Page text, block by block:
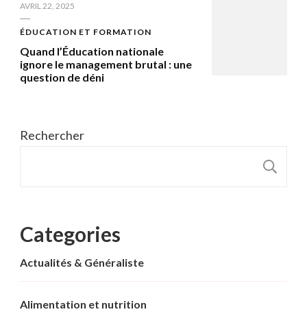
AVRIL 22, 2025
ÉDUCATION ET FORMATION
Quand l’Éducation nationale
ignore le management brutal : une
question de déni
Rechercher
Categories
Actualités & Généraliste
Alimentation et nutrition